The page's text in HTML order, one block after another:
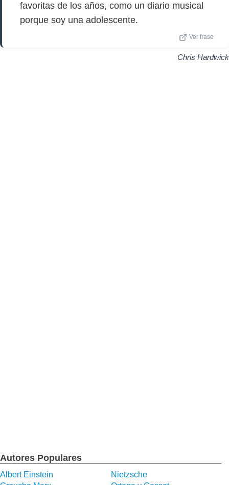
favoritas de los años, como un diario musical
porque soy una adolescente.
Ver frase
Chris Hardwick
Autores Populares
Albert Einstein
Nietzsche